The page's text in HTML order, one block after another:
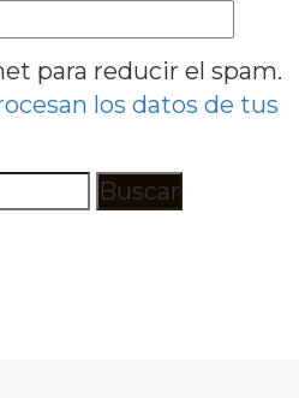
para reducir el spam.
los datos de tus